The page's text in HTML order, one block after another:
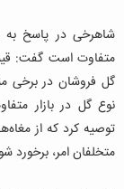
شاهرخی در پاسخ
متفاوت است گفت:
گل فروشان در برخی
نوع گل در بازار
توصیه کرد که از
متخلفان امر، برخورد